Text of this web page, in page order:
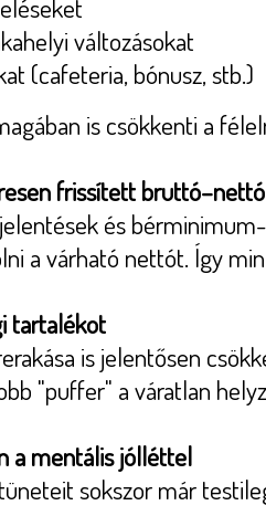
változásokat
(cafeteria, bónusz, stb.)
is csökkenti a
frissített
és
a várható nettót. Így
tartalékot
is jelentősen
"puffer" a váratlan
a mentális jólléttel
sokszor már